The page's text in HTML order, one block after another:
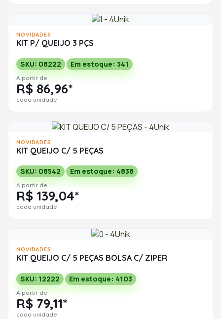
NOVIDADES
KIT P/ QUEIJO 3 PÇS
SKU: 08222 Em estoque: 341
A partir de
R$ 86,96*
cada unidade
NOVIDADES
KIT QUEIJO C/ 5 PEÇAS
SKU: 08542 Em estoque: 4838
A partir de
R$ 139,04*
cada unidade
NOVIDADES
KIT QUEIJO C/ 5 PEÇAS BOLSA C/ ZIPER
SKU: 12222 Em estoque: 4103
A partir de
R$ 79,11*
cada unidade